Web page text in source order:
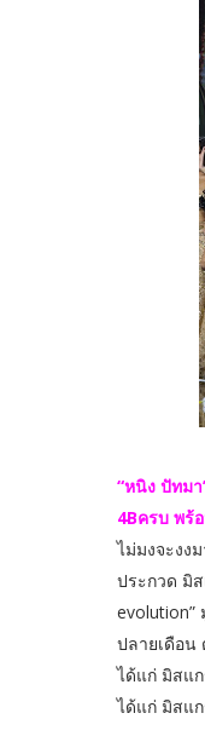
“หนิง ปัทม
4Bครบ พร้
ไม่มงจะงง
ประกวด มิ
evolution”
ปลายเดือน
ได้แก่ มิสแ
ได้แก่ มิสแ